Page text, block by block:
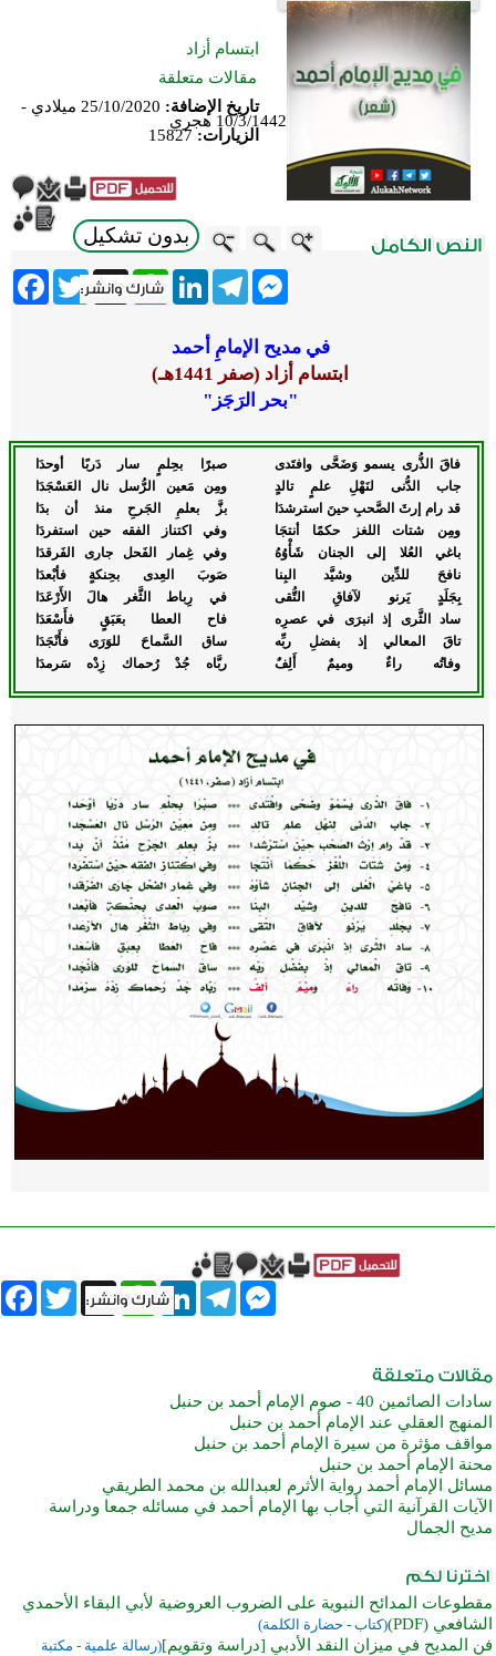
ابتسام أزاد
مقالات متعلقة
تاريخ الإضافة:
25/10/2020 ميلادي -
10/3/1442 هجري
الزيارات: 15827
بدون تشكيل
Twitter X
WhatsApp
LinkedInTelegram
Messenger
في مديح الإمامِ أحمد
ابتسام أزاد (صفر 1441هـ)
"بحر الرَجَز"
فاقَ الذُّرى يسمو وَضَحَّى وافتَدى
صبرًا بحِلمٍ سار دَربًا أوحدَا
جاب الدُّنى لنَهْلِ علمٍ تالدٍ
ومِن مَعين الرُّسل نال العَسْجَدَا
قد رام إرثَ الصَّحبِ حينَ استرشدَا
بزَّ بعلمِ الجَرحِ منذ أن بدَا
ومِن شتات اللغز حكمًا أنتجَا
وفي اكتناز الفقه حين استفردَا
باغي العُلا إلى الجنان شَأْوُهُ
وفي غِمار الفَحل جارى الفَرقدَا
نافحَ للدِّين وشيَّد البِنا
صَوبَ العِدى بحِنكةٍ فأبْعدَا
بِجَلَدٍ يَرنو لآفاقِ التُّقى
في رِباط الثَّغر هالَ الأَرْعَدَا
ساد الثَّرى إذ انبرَى في عصرِه
فاح العطا بعَبَقٍ فأَسْعَدَا
تاقَ المعالي إذ بفضلِ ربِّه
ساق السَّماحَ للوَرَى فأَنْجَدَا
وفاتُه راءٌ وميمٌ أَلِفٌ
ربَّاه جُدْ رُحماك زِدْه سَرمدَا
Twitter X
WhatsAppLinkedInTelegram
Messenger
سادات الصائمين 40 - صوم الإمام أحمد بن حنبل
المنهج العقلي عند الإمام أحمد بن حنبل
مواقف مؤثرة من سيرة الإمام أحمد بن حنبل
محنة الإمام أحمد بن حنبل
مسائل الإمام أحمد رواية الأثرم لعبدالله بن محمد الطريقي
الآيات القرآنية التي أجاب بها الإمام أحمد في مسائله جمعا ودراسة
مديح الجمال
مقطوعات المدائح النبوية على الضروب العروضية لأبي البقاء الأحمدي
الشافعي (PDF)
(كتاب - حضارة الكلمة)
فن المديح في ميزان النقد الأدبي [دراسة وتقويم](رسالة علمية - مكتبة